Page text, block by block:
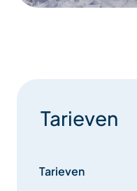
Tarieven
Tarieven